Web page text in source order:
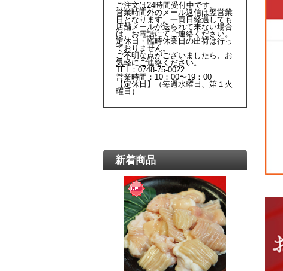
ご注文は24時間受付中です。
営業時間外のメール返信は翌営業
日となります。一両日経過しても
店舗メールが送られて来ない場合
は、お電話にてご連絡ください。
定休日・臨時休業日の出荷は行っ
ておりません。
ご不明な点がございましたら、お
気軽にご連絡ください。
TEL：0748-75-0022
営業時間：10：00〜19：00
【定休日】（毎週水曜日、第１火
曜日）
新着商品